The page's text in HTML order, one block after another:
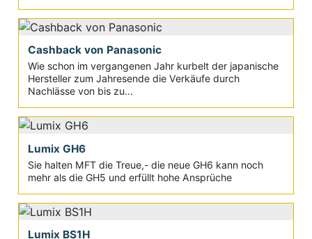
Cashback von Panasonic
Wie schon im vergangenen Jahr kurbelt der japanische
Hersteller zum Jahresende die Verkäufe durch
Nachlässe von bis zu...
Lumix GH6
Sie halten MFT die Treue,- die neue GH6 kann noch
mehr als die GH5 und erfüllt hohe Ansprüche
Lumix BS1H